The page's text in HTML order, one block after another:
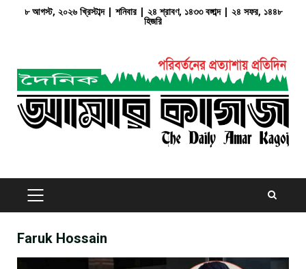
৮ আগস্ট, ২০২৬ খ্রিস্টাব্দ | শনিবার | ২৪ শ্রাবণ, ১৪৩৩ বঙ্গাব্দ | ২৪ সফর, ১৪৪৮
হিজরি
PRIMARY
MENU
Faruk Hossain